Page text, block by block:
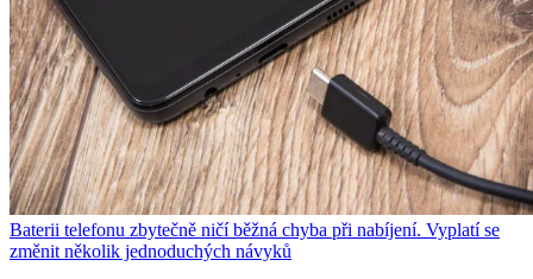
Baterii telefonu zbytečně ničí běžná chyba při nabíjení. Vyplatí se
změnit několik jednoduchých návyků